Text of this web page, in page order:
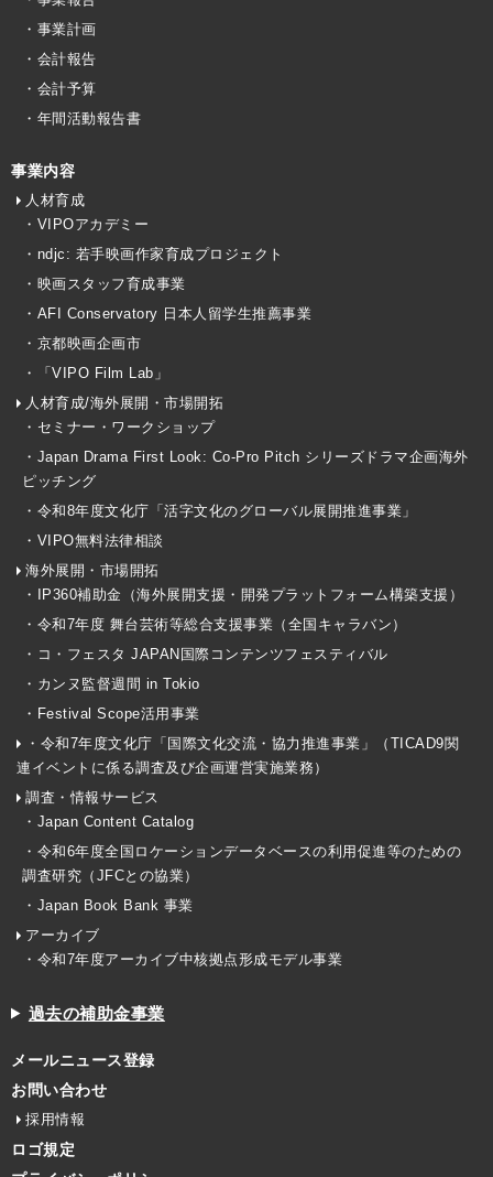
・事業計画
・会計報告
・会計予算
・年間活動報告書
事業内容
人材育成
・VIPOアカデミー
・ndjc: 若手映画作家育成プロジェクト
・映画スタッフ育成事業
・AFI Conservatory 日本人留学生推薦事業
・京都映画企画市
・「VIPO Film Lab」
人材育成/海外展開・市場開拓
・セミナー・ワークショップ
・Japan Drama First Look: Co-Pro Pitch シリーズドラマ企画海外
ピッチング
・令和8年度文化庁「活字文化のグローバル展開推進事業」
・VIPO無料法律相談
海外展開・市場開拓
・IP360補助金（海外展開支援・開発プラットフォーム構築支援）
・令和7年度 舞台芸術等総合支援事業（全国キャラバン）
・コ・フェスタ JAPAN国際コンテンツフェスティバル
・カンヌ監督週間 in Tokio
・Festival Scope活用事業
・令和7年度文化庁「国際文化交流・協力推進事業」（TICAD9関
連イベントに係る調査及び企画運営実施業務）
調査・情報サービス
・Japan Content Catalog
・令和6年度全国ロケーションデータベースの利用促進等のための
調査研究（JFCとの協業）
・Japan Book Bank 事業
アーカイブ
・令和7年度アーカイブ中核拠点形成モデル事業
過去の補助金事業
メールニュース登録
お問い合わせ
採用情報
ロゴ規定